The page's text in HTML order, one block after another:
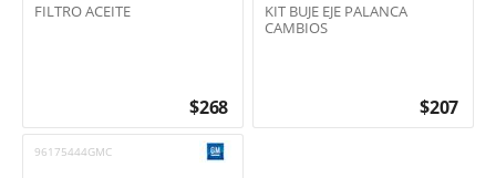
FILTRO ACEITE
$268
KIT BUJE EJE PALANCA
CAMBIOS
$207
96175444GMC